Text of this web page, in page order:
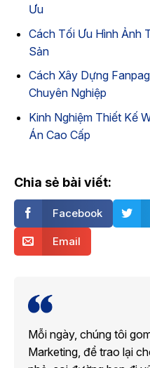
Ưu
Cách Tối Ưu Hình Ảnh
Sản
Cách Xây Dựng
Chuyên Nghiệp
Kinh Nghiệm Thiết Kế
Án Cao Cấp
Chia sẻ bài viết:
Facebook
Email
Mỗi ngày, chúng tôi
Marketing, để trao lại